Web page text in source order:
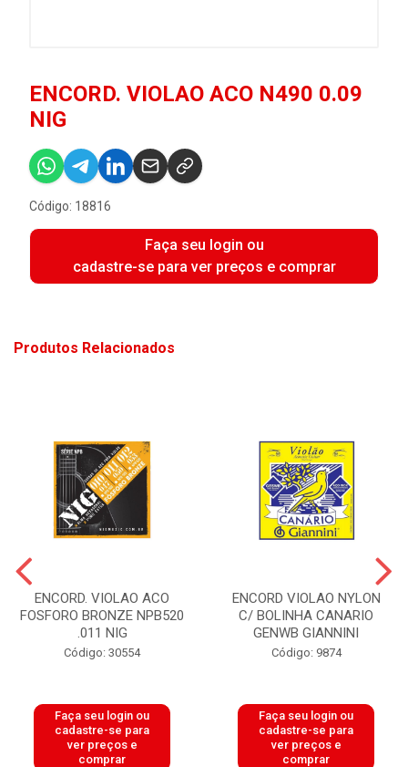
ENCORD. VIOLAO ACO N490 0.09
NIG
Código: 18816
Faça seu login ou
cadastre-se para ver preços e comprar
Produtos Relacionados
ENCORD. VIOLAO ACO
FOSFORO BRONZE NPB520
.011 NIG
Código: 30554
Faça seu login ou
cadastre-se para
ver preços e
comprar
ENCORD VIOLAO NYLON
C/ BOLINHA CANARIO
GENWB GIANNINI
Código: 9874
Faça seu login ou
cadastre-se para
ver preços e
comprar